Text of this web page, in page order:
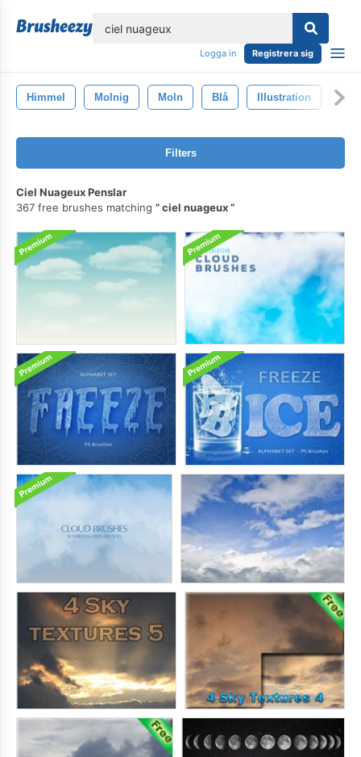
Logga in Registrera sig
Himmel Molnig Moln Blå Illustration
Filters
Ciel Nuageux Penslar
367 free brushes matching
ciel nuageux